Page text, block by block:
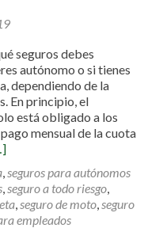
seguros debes
autónomo o si tienes
dependiendo de la
En principio, el
está obligado a los
mensual de la cuota
,seguros para autónomos
,seguro a todo riesgo,
,seguro de moto,seguro
empleados